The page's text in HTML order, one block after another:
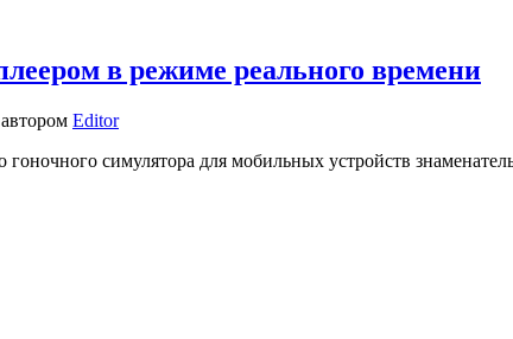
в режиме реального времени
автором Editor
симулятора для мобильных устройств